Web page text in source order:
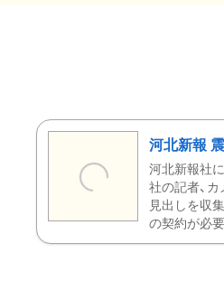
河北新報
河北新報社
社の記者、
見出しを収
の契約が必要